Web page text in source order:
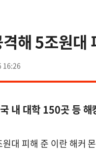
해 5조원대
16:26
내 대학 150곳 등 해
대 피해 준 이란 해커